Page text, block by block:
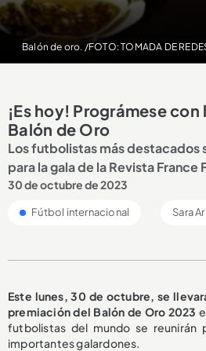
Balón de oro. /FOTO: TOMADA DE
¡Es hoy! Prográmese
Balón de Oro
Los futbolistas más destacados
para la gala de la Revista France
30 de octubre de 2023
Fútbol internacional Sara
Este lunes, 30 de octubre, se
premiación del Balón de Oro 2023
futbolistas del mundo se reunirán
importantes galardones.